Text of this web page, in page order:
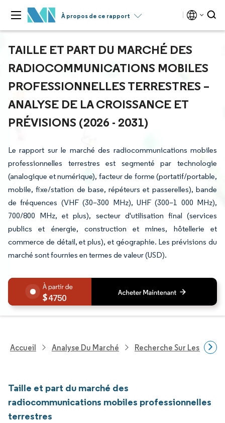
À propos de ce rapport
TAILLE ET PART DU MARCHÉ DES
RADIOCOMMUNICATIONS MOBILES
PROFESSIONNELLES TERRESTRES –
ANALYSE DE LA CROISSANCE ET
PRÉVISIONS (2026 - 2031)
Le rapport sur le marché des radiocommunications mobiles
professionnelles terrestres est segmenté par technologie
(analogique et numérique), facteur de forme (portatif/portable,
mobile, fixe/station de base, répéteurs et passerelles), bande
de fréquences (VHF (30–300 MHz), UHF (300–1 000 MHz),
700/800 MHz, et plus), secteur d'utilisation final (services
publics et énergie, construction et mines, hôtellerie et
commerce de détail, et plus), et géographie. Les prévisions du
marché sont fournies en termes de valeur (USD).
4750
Accueil Analyse Du Marché Recherche Sur Les
Taille et part du marché des
radiocommunications mobiles professionnelles
terrestres